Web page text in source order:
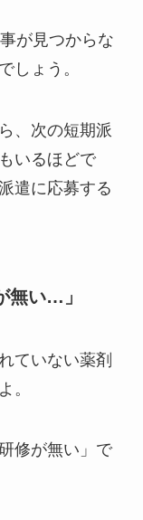
が見つからな
しょう。
、次の短期派
いるほどで
遣に応募する
無い…」
ていない薬剤
。
修が無い」で